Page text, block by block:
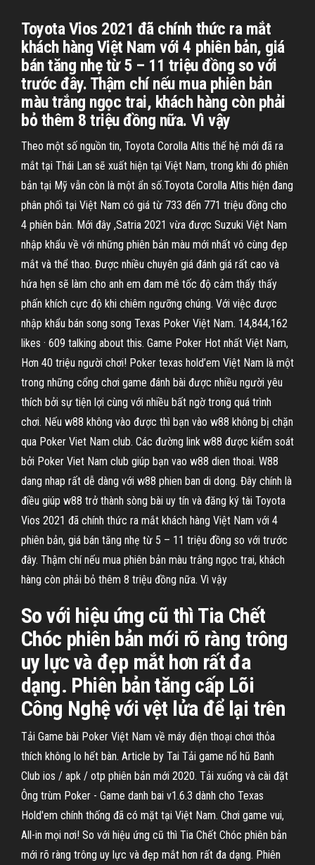
Toyota Vios 2021 đã chính thức ra mắt
khách hàng Việt Nam với 4 phiên bản, giá
bán tăng nhẹ từ 5 – 11 triệu đồng so với
trước đây. Thậm chí nếu mua phiên bản
màu trắng ngọc trai, khách hàng còn phải
bỏ thêm 8 triệu đồng nữa. Vì vậy
Theo một số nguồn tin, Toyota Corolla Altis thế hệ mới đã ra
mắt tại Thái Lan sẽ xuất hiện tại Việt Nam, trong khi đó phiên
bản tại Mỹ vẫn còn là một ẩn số.Toyota Corolla Altis hiện đang
phân phối tại Việt Nam có giá từ 733 đến 771 triệu đồng cho
4 phiên bản. Mới đây ,Satria 2021 vừa được Suzuki Việt Nam
nhập khẩu về với những phiên bản màu mới nhất vô cùng đẹp
mắt và thể thao. Được nhiều chuyên giá đánh giá rất cao và
hứa hẹn sẽ làm cho anh em đam mê tốc độ cảm thấy thấy
phấn khích cực độ khi chiêm ngưỡng chúng. Với việc được
nhập khẩu bán song song Texas Poker Việt Nam. 14,844,162
likes · 609 talking about this. Game Poker Hot nhất Việt Nam,
Hơn 40 triệu người chơi! Poker texas hold’em Việt Nam là một
trong những cổng chơi game đánh bài được nhiều người yêu
thích bởi sự tiện lợi cùng với nhiều bất ngờ trong quá trình
chơi. Nếu w88 không vào được thì bạn vào w88 không bị chặn
qua Poker Viet Nam club. Các đường link w88 được kiểm soát
bởi Poker Viet Nam club giúp bạn vao w88 dien thoai. W88
dang nhap rất dễ dàng với w88 phien ban di dong. Đây chính là
điều giúp w88 trở thành sòng bài uy tín và đăng ký tài Toyota
Vios 2021 đã chính thức ra mắt khách hàng Việt Nam với 4
phiên bản, giá bán tăng nhẹ từ 5 – 11 triệu đồng so với trước
đây. Thậm chí nếu mua phiên bản màu trắng ngọc trai, khách
hàng còn phải bỏ thêm 8 triệu đồng nữa. Vì vậy
So với hiệu ứng cũ thì Tia Chết
Chóc phiên bản mới rõ ràng trông
uy lực và đẹp mắt hơn rất đa
dạng. Phiên bản tăng cấp Lõi
Công Nghệ với vệt lửa để lại trên
Tải Game bài Poker Việt Nam về máy điện thoại chơi thỏa
thích không lo hết bàn. Article by Tai Tải game nổ hũ Banh
Club ios / apk / otp phiên bản mới 2020. Tải xuống và cài đặt
Ông trùm Poker - Game danh bai v1.6.3 dành cho Texas
Hold'em chính thống đã có mặt tại Việt Nam. Chơi game vui,
All-in mọi nơi! So với hiệu ứng cũ thì Tia Chết Chóc phiên bản
mới rõ ràng trông uy lực và đẹp mắt hơn rất đa dạng. Phiên